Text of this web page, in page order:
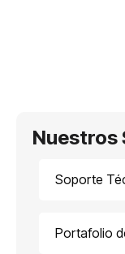
Nuestros
Soporte
Portafolio